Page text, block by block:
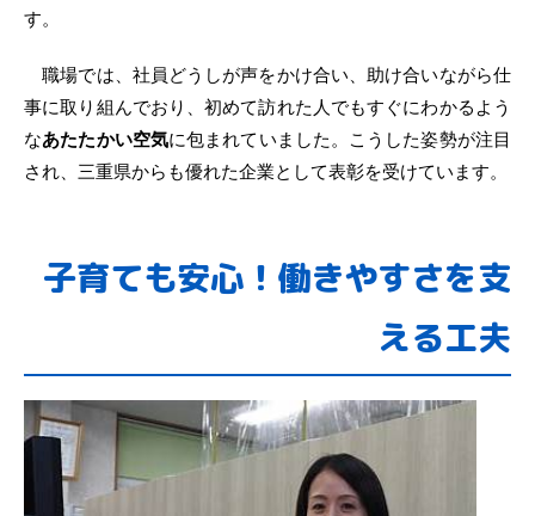
す。
職場では、社員どうしが声をかけ合い、助け合いながら仕
事に取り組んでおり、初めて訪れた人でもすぐにわかるよう
なあたたかい空気に包まれていました。こうした姿勢が注目
され、三重県からも優れた企業として表彰を受けています。
子育ても安心！働きやすさを支
える工夫